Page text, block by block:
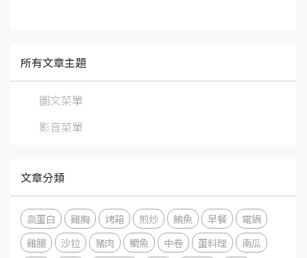
所有文章主題
圖文菜單
影音菜單
文章分類
高蛋白 雞胸 烤箱 煎炒 鮪魚 早餐
電鍋
雞腿
沙拉 豬肉 鯛魚 中卷 蛋料理
南瓜